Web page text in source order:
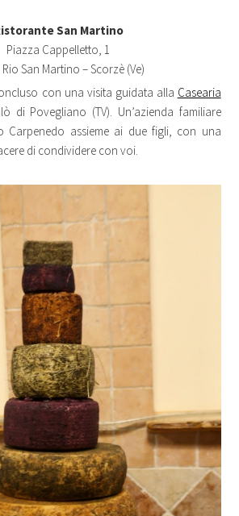
San Martino
Piazza Cappelletto, 1
Rio San Martino – Scorzè (Ve)
con una visita guidata alla Casearia
di Povegliano (TV). Un’azienda familiare
Carpenedo assieme ai due figli, con una
di condividere con voi.